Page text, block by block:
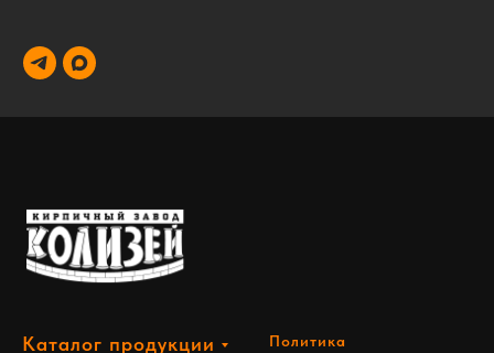
Каталог продукции
Политика